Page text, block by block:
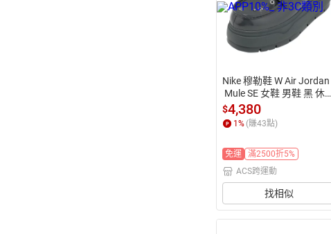
Nike 穆勒鞋 W Air Jordan
Mule SE 女鞋 男鞋 黑 休閒
鞋 厚底 IO7702-001
$4,380
1 % (賺43點)
免運
滿2500折5%
ACS跨運動
找相似